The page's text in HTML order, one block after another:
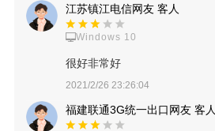
江苏镇江电信网友 客人
Windows 10
很好非常好
2021/2/26 23:26:04
福建联通3G统一出口网友 客人